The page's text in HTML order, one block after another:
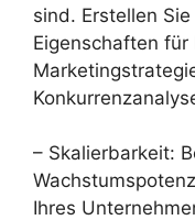
sind. Erstellen
Eigenschaften für
– Skalierbarkeit:
Ihres